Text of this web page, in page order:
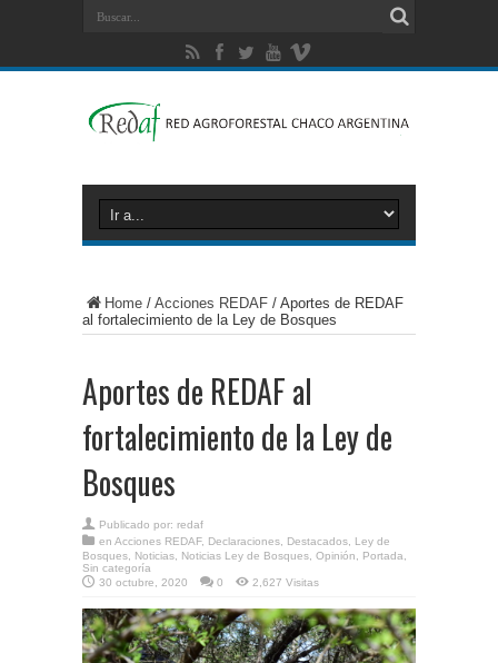
Home / Acciones REDAF / Aportes de REDAF
al fortalecimiento de la Ley de Bosques
Aportes de REDAF al
fortalecimiento de la Ley de
Bosques
Publicado por: redaf
en Acciones REDAF, Declaraciones Destacados
Ley de
Bosques
Noticias Noticias Ley de Bosques Opinión Portada
Sin categoría
30 octubre, 2020
0 2,627 Visitas